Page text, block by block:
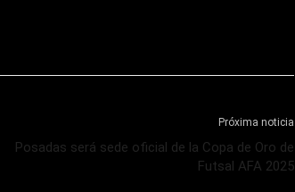
Próxima noticia
Posadas será sede oficial de la Copa de Oro de
Futsal AFA 2025